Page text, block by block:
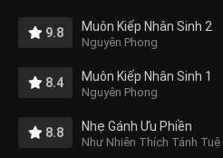
9.8 Muôn Kiếp Nhân Sinh 2
Nguyên Phong
8.4 Muôn Kiếp Nhân Sinh 1
Nguyên Phong
8.8 Nhẹ Gánh Ưu Phiền
Như Nhiên Thích Tánh Tuệ